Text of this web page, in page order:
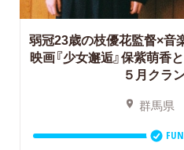
弱冠23歳の枝優花監督×音
映画『少女邂逅』保紫萌香
５月クラ
群馬県